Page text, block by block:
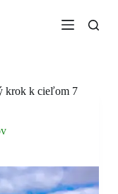
krok k cieľom 7